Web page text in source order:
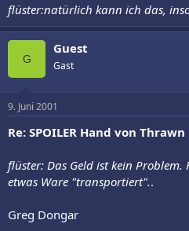
flüster:natürlich kann ich das,
G
Guest
Gast
9. Juni 2001
Re: SPOILER Hand von Thrawn
flüster: Das Geld ist kein
etwas Ware "transportiert"..
Greg Dongar